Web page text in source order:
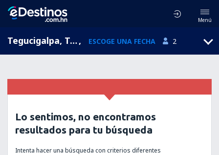
Menú
Tegucigalpa, Toncontín, Honduras (TGU), ESCOGE UNA FECHA 2
Lo sentimos, no encontramos
resultados para tu búsqueda
Intenta hacer una búsqueda con criterios diferentes